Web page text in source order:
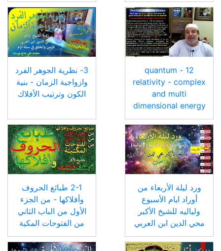
12 - quantum
relativity - complex
and multi
dimensional energy
3- نظرية الجوهر الفرد
وازواجية الزمان - بنية
الكون وترتيب الأفلاك
ورد ليلة الأربعاء من
أوراد ايام الأسبوع
ولياليه للشيخ الأكبر
محي الدين ابن العربي
2-1 طبائع الحروف
وأفلاكها - من الجزء
الأول من الباب الثاني
من الفتوحات المكية